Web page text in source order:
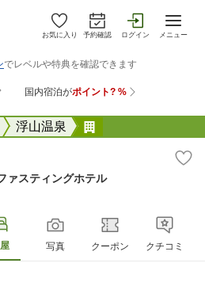
お気に入り 予約確認 ログイン メニュー
浮山温泉
スティングホテル
写真 クーポン クチコミ